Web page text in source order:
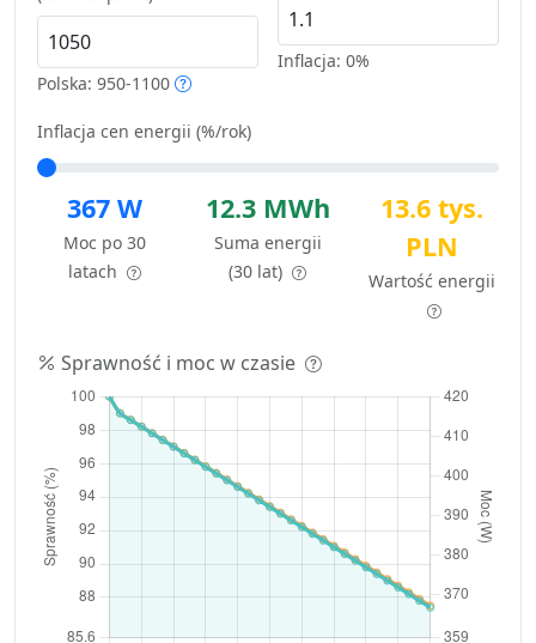
Polska: 950-1100
Inflacja: 0%
Inflacja cen energii (%/rok)
367 W
Moc po 30
latach
12.3 MWh
Suma energii
(30 lat)
13.6 tys.
PLN
Wartość energii
Sprawność i moc w czasie